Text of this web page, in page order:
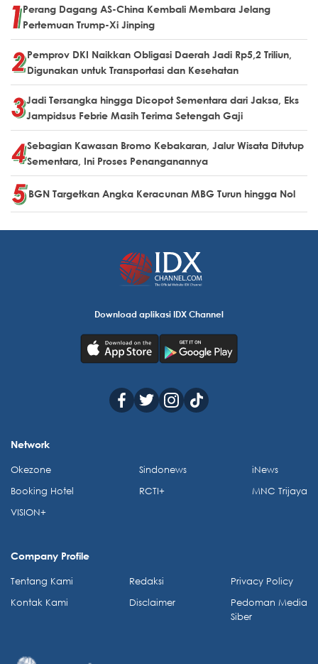
Perang Dagang AS-China Kembali Membara Jelang
Pertemuan Trump-Xi Jinping
Pemprov DKI Naikkan Obligasi Daerah Jadi Rp5,2 Triliun,
Digunakan untuk Transportasi dan Kesehatan
Jadi Tersangka hingga Dicopot Sementara dari Jaksa, Eks
Jampidsus Febrie Masih Terima Setengah Gaji
Sebagian Kawasan Bromo Kebakaran, Jalur Wisata Ditutup
Sementara, Ini Proses Penanganannya
BGN Targetkan Angka Keracunan MBG Turun hingga Nol
Download aplikasi IDX Channel
Network
Okezone
Booking Hotel
VISION+
Sindonews
RCTI+
iNews
MNC Trijaya
Company Profile
Tentang Kami
Kontak Kami
Redaksi
Disclaimer
Privacy Policy
Pedoman Media
Siber